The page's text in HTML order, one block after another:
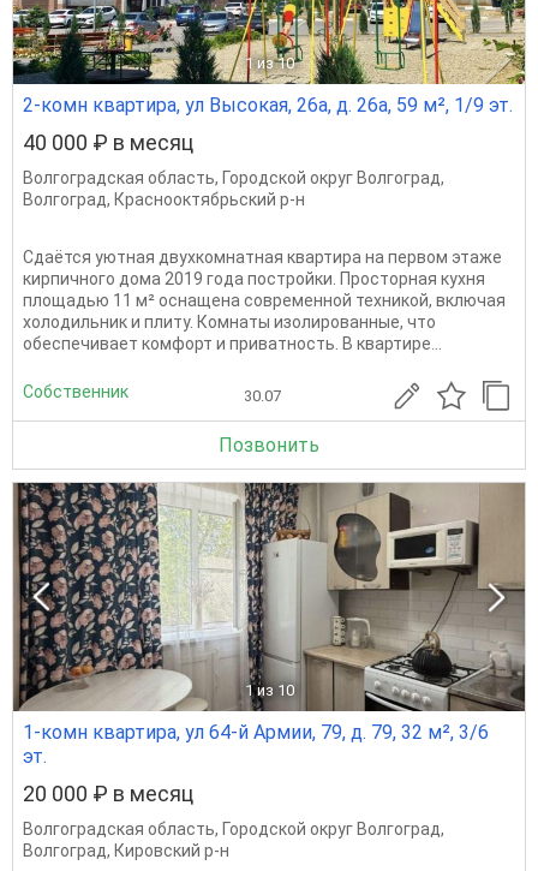
1 из 10
2-комн квартира, ул Высокая, 26а, д. 26а, 59 м², 1/9 эт.
40 000 ₽ в месяц
Волгоградская область, Городской округ Волгоград,
Волгоград, Краснооктябрьский р-н
Сдаётся уютная двухкомнатная квартира на первом этаже
кирпичного дома 2019 года постройки. Просторная кухня
площадью 11 м² оснащена современной техникой, включая
холодильник и плиту. Комнаты изолированные, что
обеспечивает комфорт и приватность. В квартире...
Собственник 30.07
Позвонить
1 из 10
1-комн квартира, ул 64-й Армии, 79, д. 79, 32 м², 3/6
эт.
20 000 ₽ в месяц
Волгоградская область, Городской округ Волгоград,
Волгоград, Кировский р-н